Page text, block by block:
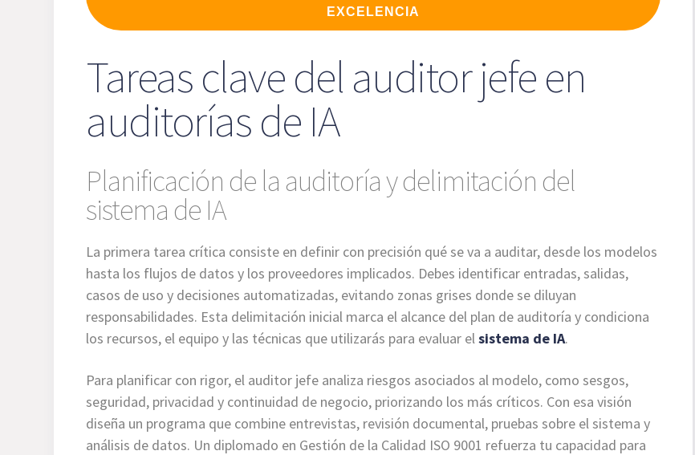
EXCELENCIA
Tareas clave del auditor jefe en
auditorías de IA
Planificación de la auditoría y delimitación del
sistema de IA
La primera tarea crítica consiste en definir con precisión qué se va a auditar, desde los modelos
hasta los flujos de datos y los proveedores implicados. Debes identificar entradas, salidas,
casos de uso y decisiones automatizadas, evitando zonas grises donde se diluyan
responsabilidades. Esta delimitación inicial marca el alcance del plan de auditoría y condiciona
los recursos, el equipo y las técnicas que utilizarás para evaluar elsistema de IA.
Para planificar con rigor, el auditor jefe analiza riesgos asociados al modelo, como sesgos,
seguridad, privacidad y continuidad de negocio, priorizando los más críticos. Con esa visión
diseña un programa que combine entrevistas, revisión documental, pruebas sobre el sistema y
análisis de datos. Un diplomado en Gestión de la Calidad ISO 9001 refuerza tu capacidad para